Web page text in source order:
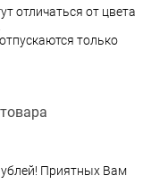
отличаться от цвета
только
Приятных Вам